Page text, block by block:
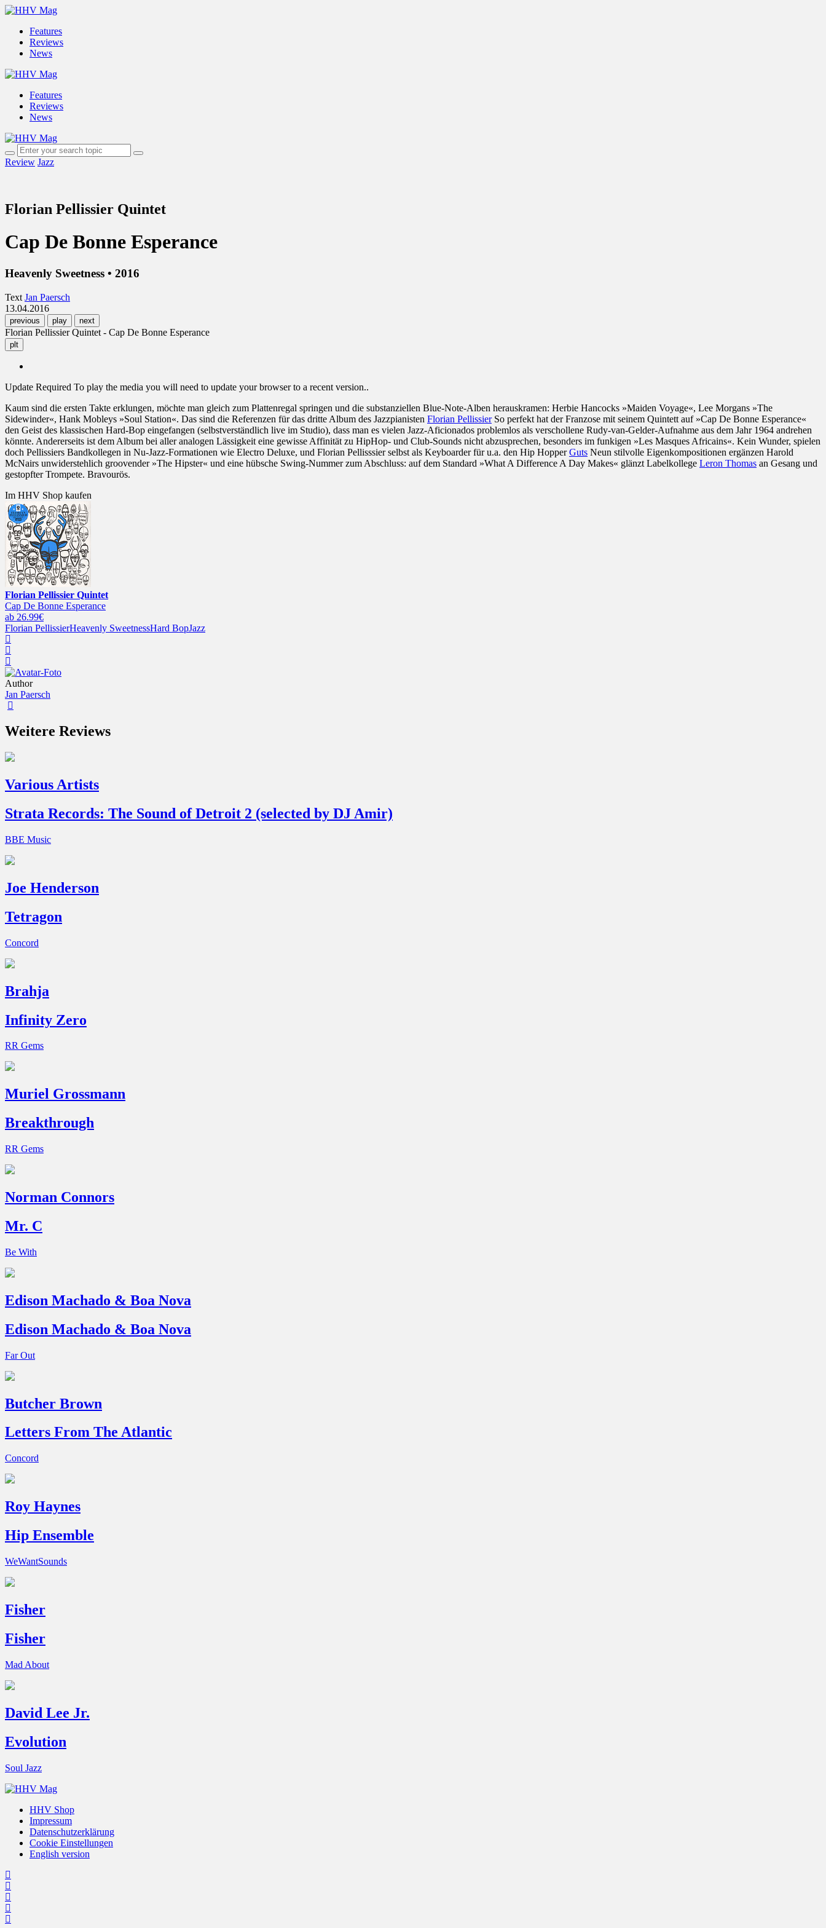
Features
Reviews
News
Features
Reviews
News
Review Jazz
Florian Pellissier Quintet
Cap De Bonne Esperance
Heavenly Sweetness • 2016
Text Jan Paersch
13.04.2016
previous play next
Florian Pellissier Quintet - Cap De Bonne Esperance
plt
Update Required To play the media you will need to update your browser to a recent version..
Kaum sind die ersten Takte erklungen, möchte man gleich zum Plattenregal springen und die substanziellen Blue-Note-Alben herauskramen: Herbie Hancocks »Maiden Voyage«, Lee Morgans »The
Sidewinder«, Hank Mobleys »Soul Station«. Das sind die Referenzen für das dritte Album des Jazzpianisten Florian PellissierSo perfekt hat der Franzose mit seinem Quintett auf »Cap De Bonne Esperance«
den Geist des klassischen Hard-Bop eingefangen (selbstverständlich live im Studio), dass man es vielen Jazz-Aficionados problemlos als verschollene Rudy-van-Gelder-Aufnahme aus dem Jahr 1964 andrehen
könnte. Andererseits ist dem Album bei aller analogen Lässigkeit eine gewisse Affinität zu HipHop- und Club-Sounds nicht abzusprechen, besonders im funkigen »Les Masques Africains«. Kein Wunder, spielen
doch Pellissiers Bandkollegen in Nu-Jazz-Formationen wie Electro Deluxe, und Florian Pellisssier selbst als Keyboarder für u.a. den Hip HopperGuts Neun stilvolle Eigenkompositionen ergänzen Harold
McNairs unwiderstehlich groovender »The Hipster« und eine hübsche Swing-Nummer zum Abschluss: auf dem Standard »What A Difference A Day Makes« glänzt Labelkollege Leron Thomas an Gesang und
gestopfter Trompete. Bravourös.
Im HHV Shop kaufen
Florian Pellissier Quintet
Cap De Bonne Esperance
ab 26.99€
Florian PellissierHeavenly SweetnessHard BopJazz
Author
Jan Paersch
Weitere Reviews
Various Artists
Strata Records: The Sound of Detroit 2 (selected by DJ Amir)
BBE Music
Joe Henderson
Tetragon
Concord
Brahja
Infinity Zero
RR Gems
Muriel Grossmann
Breakthrough
RR Gems
Norman Connors
Mr. C
Be With
Edison Machado & Boa Nova
Edison Machado & Boa Nova
Far Out
Butcher Brown
Letters From The Atlantic
Concord
Roy Haynes
Hip Ensemble
WeWantSounds
Fisher
Fisher
Mad About
David Lee Jr.
Evolution
Soul Jazz
HHV Shop
Impressum
Datenschutzerklärung
Cookie Einstellungen
English version